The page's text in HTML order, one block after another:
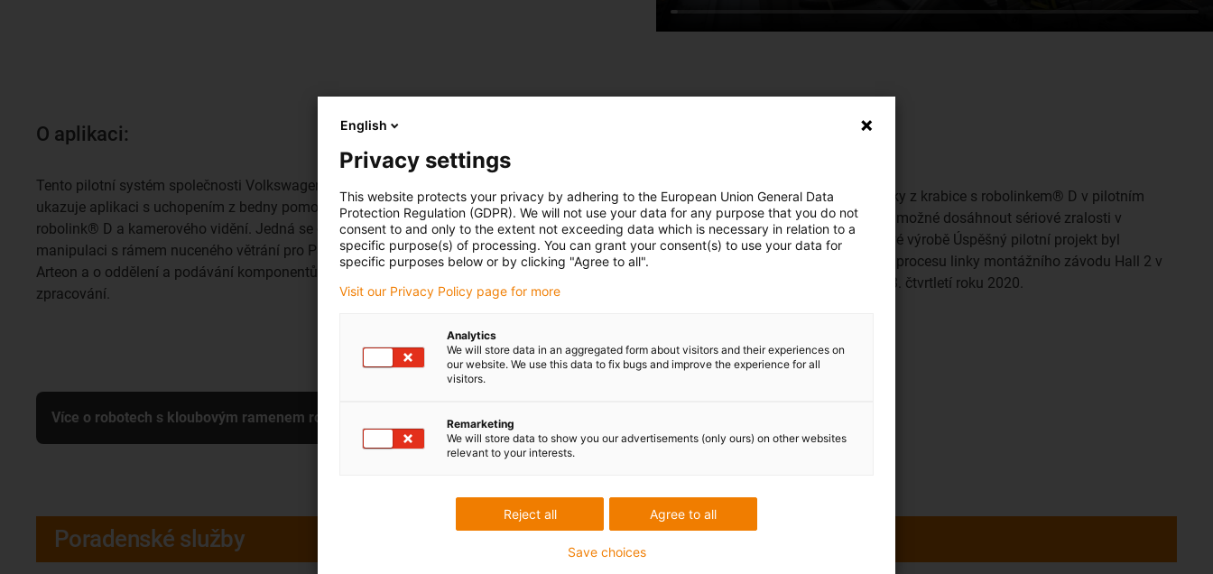
O aplikaci:
Tento pilotní systém společnosti Volkswagen AG
ukazuje aplikaci s uchopením z bedny pomocí systému
robolink® D a kamerového vidění. Jedná se o
manipulaci s rámem nuceného větrání pro Passat /
Arteon a o oddělení a podávání komponentů k dalšímu
zpracování.
Pro odstranění rámů nuceného větrání z malého nosiče
nákladu (SLC) a pro odstranění a likvidaci lepenkových
mezivrstev bylo zapotřebí automatizované řešení. Rámy
nucené ventilace měly být poskytnuty pro šestiosý robot,
který by díly instaloval přímo v procesu linky na vozidlo.
Řešení:
Realizací kliky z krabice s robolinkem® D v pilotním
závodě bylo možné dosáhnout sériové zralosti v
automobilové výrobě Úspěšný pilotní projekt byl
realizován v procesu linky montážního závodu Hall 2 v
Emdenu ve 3. čtvrtletí roku 2020.
Více o robotech s kloubovým ramenem robolink
Poradenské služby
English
Privacy settings
This website protects your privacy by adhering to the European Union General Data
Protection Regulation (GDPR). We will not use your data for any purpose that you do not
consent to and only to the extent not exceeding data which is necessary in relation to a
specific purpose(s) of processing. You can grant your consent(s) to use your data for
specific purposes below or by clicking "Agree to all".
Visit our Privacy Policy page for more
Analytics
We will store data in an aggregated form about visitors and their experiences on
our website. We use this data to fix bugs and improve the experience for all
visitors.
Remarketing
We will store data to show you our advertisements (only ours) on other websites
relevant to your interests.
Agree to all
Reject all
Save choices